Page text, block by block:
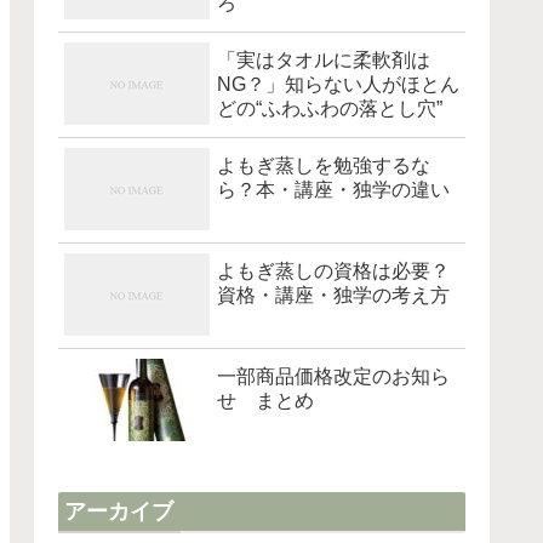
「実はタオルに柔軟剤は
NG？」知らない人がほとん
どの“ふわふわの落とし穴”
よもぎ蒸しを勉強するな
ら？本・講座・独学の違い
よもぎ蒸しの資格は必要？
資格・講座・独学の考え方
一部商品価格改定のお知ら
せ まとめ
アーカイブ